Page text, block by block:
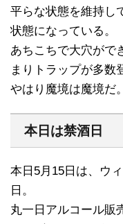
平らな状態を維持し
状態になっている。
あちこちで大穴がで
まりトラップが多数
やはり魔境は魔境だ。
本日は禁酒日
本日5月15日は、ウ
日。
丸一日アルコール販